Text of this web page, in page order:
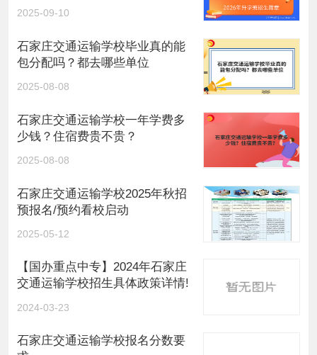
2025-09-10
石家庄交通运输学校毕业真的能
包分配吗？都去哪些单位
2025-08-08
石家庄交通运输学校一年学费多
少钱？住宿费贵不贵？
2025-08-08
石家庄交通运输学校2025年秋招
预报名/预约看校启动
2025-05-12
【国办重点中专】2024年石家庄
交通运输学校招生具体政策详情!
2024-03-23
石家庄交通运输学校报名分数要